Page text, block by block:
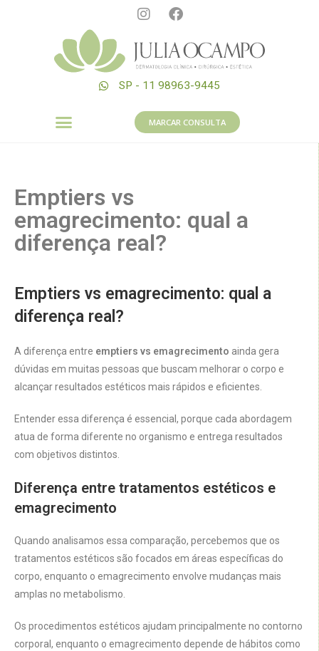
SP - 11 98963-9445
MARCAR CONSULTA
Emptiers vs
emagrecimento: qual a
diferença real?
Emptiers vs emagrecimento: qual a
diferença real?
A diferença entre emptiers vs emagrecimento ainda gera
dúvidas em muitas pessoas que buscam melhorar o corpo e
alcançar resultados estéticos mais rápidos e eficientes.
Entender essa diferença é essencial, porque cada abordagem
atua de forma diferente no organismo e entrega resultados
com objetivos distintos.
Diferença entre tratamentos estéticos e
emagrecimento
Quando analisamos essa comparação, percebemos que os
tratamentos estéticos são focados em áreas específicas do
corpo, enquanto o emagrecimento envolve mudanças mais
amplas no metabolismo.
Os procedimentos estéticos ajudam principalmente no contorno
corporal, enquanto o emagrecimento depende de hábitos como